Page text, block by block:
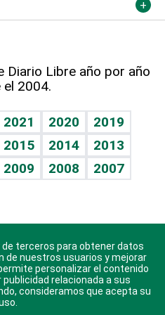
Diario Libre año por año
el 2004.
2021 2020
2019
2015 2014
2013
2009 2008
2007
para Android, iOS y
Huawei.
terceros para obtener datos
de nuestros usuarios y mejorar
personalizar el contenido
relacionada a sus
consideramos que acepta su